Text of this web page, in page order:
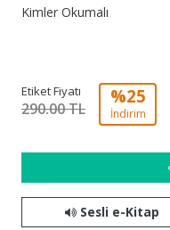
Kimler Okumalı
Etiket Fiyatı
290.00 TL
%25
İndirim
Sesli e-Kitap